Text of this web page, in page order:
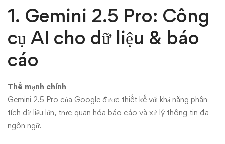
1. Gemini 2.5 Pro: Công
cụ AI cho dữ liệu & báo
cáo
Thế mạnh chính
Gemini 2.5 Pro của Google được thiết kế với khả năng phân
tích dữ liệu lớn, trực quan hóa báo cáo và xử lý thông tin đa
ngôn ngữ.